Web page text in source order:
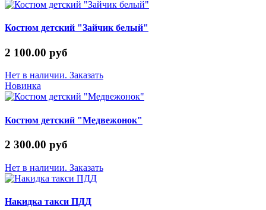
Костюм детский "Зайчик белый"
2 100.00 руб
Нет в наличии. Заказать
Новинка
Костюм детский "Медвежонок"
2 300.00 руб
Нет в наличии. Заказать
Накидка такси ПДД